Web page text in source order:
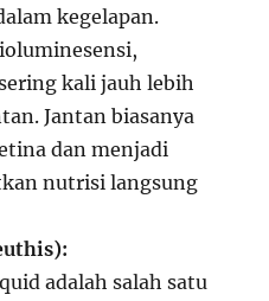
kegelapan.
kali jauh lebih
Jantan biasanya
dan menjadi
nutrisi langsung
adalah salah satu